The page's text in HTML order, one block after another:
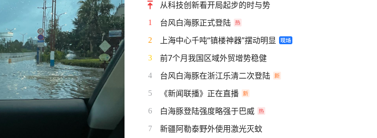
从科技创新看开局起步的时与势
1 台风白海豚正式登陆
2 上海中心千吨“镇楼神器”摆动明显
3 前7个月我国区域外贸增势稳健
4 台风白海豚在浙江乐清二次登陆
5 《新闻联播》正在直播
6 白海豚登陆强度略强于巴威
7 新疆阿勒泰野外使用激光灭蚊